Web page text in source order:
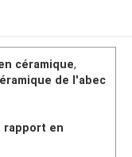
céramique,
de l'abec
rapport en